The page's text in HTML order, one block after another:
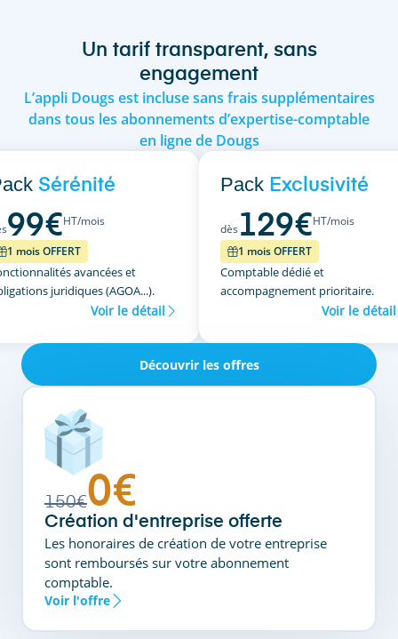
Un tarif transparent, sans
engagement
L’appli Dougs est incluse sans frais supplémentaires
dans tous les abonnements d’expertise-comptable
en ligne de Dougs
Sérénité
99€HT/mois
1 mois OFFERT
avancées et
juridiques (AGOA...).
Voir le détail
Pack Exclusivité
dès 129€HT/mois
1 mois OFFERT
Comptable dédié et
accompagnement prioritaire.
Voir le détail
Découvrir les offres
150€0€
Création d'entreprise offerte
Les honoraires de création de votre entreprise
sont remboursés sur votre abonnement
comptable.
Voir l'offre